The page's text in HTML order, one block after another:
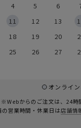
4 5 6
11 12 13
18 19 20
25 26 27
オンライ
※Webからのご注文は、24時
営業時間・休業日は店舗情